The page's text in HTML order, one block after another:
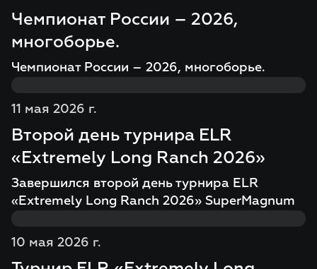
Чемпионат России – 2026,
многоборье.
Чемпионат России – 2026, многоборье.
11 мая 2026 г.
Второй день турнира ELR
«Extremely Long Ranch 2026»
Завершился второй день турнира ELR
«Extremely Long Ranch 2026» SuperMagnum
10 мая 2026 г.